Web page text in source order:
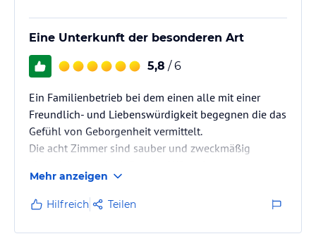
Eine Unterkunft der besonderen Art
5,8 / 6
Ein Familienbetrieb bei dem einen alle mit einer
Freundlich- und Liebenswürdigkeit begegnen die das
Gefühl von Geborgenheit vermittelt.
Die acht Zimmer sind sauber und zweckmäßig
Deckenventilator (nach und nach sollen alle Zimmer
noch mit Klimaanlage aufgerüstet werden)
ausgestattet.
Es wird Übernachtung mit Frühstück od. Halbpension
Mehr anzeigen
Hilfreich Teilen